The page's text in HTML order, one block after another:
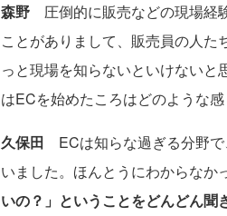
森野 圧倒的に販売などの現場経
ことがありまして、販売員の人
っと現場を知らないといけない
はECを始めたころはどのような
久保田 ECは知らな過ぎる分野
いました。ほんとうにわからなか
いの？」ということをどんどん聞